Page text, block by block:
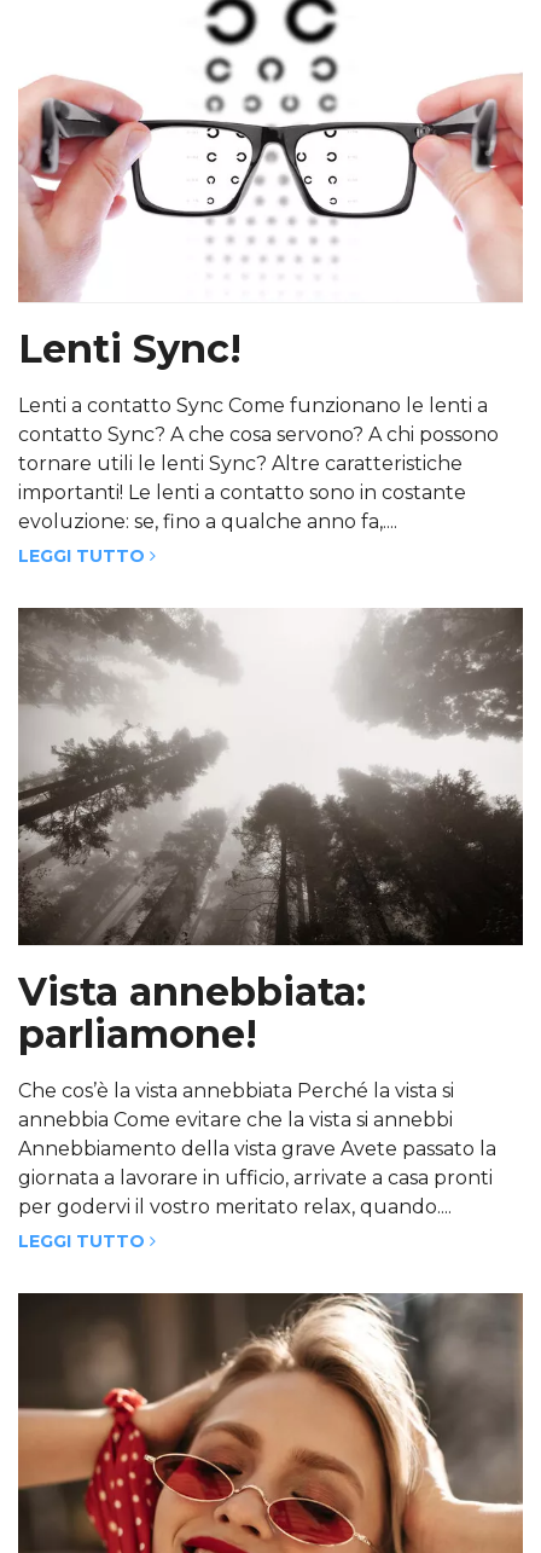
Lenti Sync!
Lenti a contatto Sync Come funzionano le lenti a
contatto Sync? A che cosa servono? A chi possono
tornare utili le lenti Sync? Altre caratteristiche
importanti! Le lenti a contatto sono in costante
evoluzione: se, fino a qualche anno fa,....
LEGGI TUTTO
Vista annebbiata:
parliamone!
Che cos’è la vista annebbiata Perché la vista si
annebbia Come evitare che la vista si annebbi
Annebbiamento della vista grave Avete passato la
giornata a lavorare in ufficio, arrivate a casa pronti
per godervi il vostro meritato relax, quando....
LEGGI TUTTO